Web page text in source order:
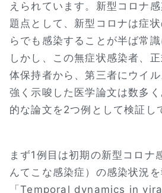
えられています。新型コロナ
題点として、新型コロナは症
らでも感染することが半ば常識
しかし、この無症状感染者、
体保持者から、第三者にウイ
強く示唆した医学論文は数多
的な論文を2つ例として検証し
まず1例目は初期の新型コロナ
んてこな感染症）の感染状況
「Temporal dynamics in